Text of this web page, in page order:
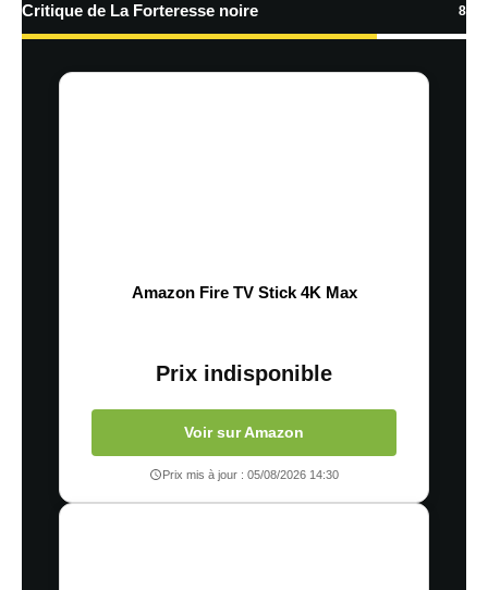
Critique de La Forteresse noire 8
Amazon Fire TV Stick 4K Max
Prix indisponible
Voir sur Amazon
Prix mis à jour : 05/08/2026 14:30